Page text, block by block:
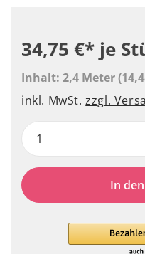
34,75 €* je
Inhalt: 2,4 Meter
inkl. MwSt.zzgl.
In